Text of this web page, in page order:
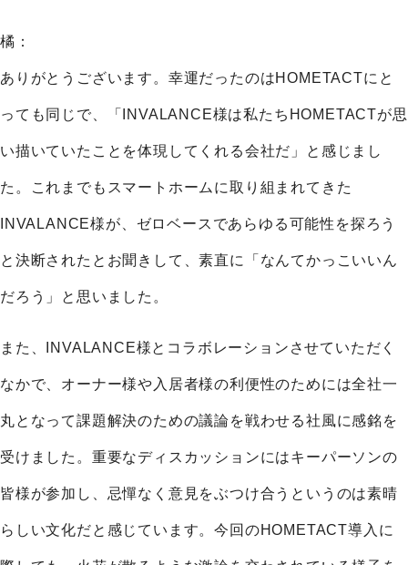
橘：
ありがとうございます。幸運だったのはHOMETACTにと
っても同じで、「INVALANCE様は私たちHOMETACTが思
い描いていたことを体現してくれる会社だ」と感じまし
た。これまでもスマートホームに取り組まれてきた
INVALANCE様が、ゼロベースであらゆる可能性を探ろう
と決断されたとお聞きして、素直に「なんてかっこいいん
だろう」と思いました。
また、INVALANCE様とコラボレーションさせていただく
なかで、オーナー様や入居者様の利便性のためには全社一
丸となって課題解決のための議論を戦わせる社風に感銘を
受けました。重要なディスカッションにはキーパーソンの
皆様が参加し、忌憚なく意見をぶつけ合うというのは素晴
らしい文化だと感じています。今回のHOMETACT導入に